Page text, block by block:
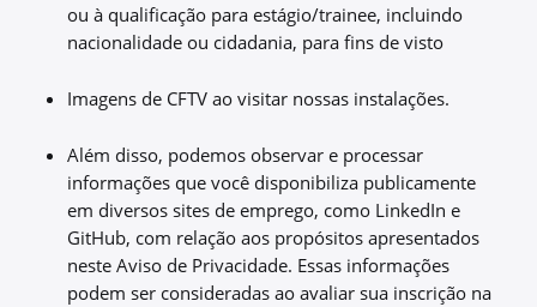
ou à qualificação para estágio/trainee, incluindo
nacionalidade ou cidadania, para fins de visto
Imagens de CFTV ao visitar nossas instalações.
Além disso, podemos observar e processar
informações que você disponibiliza publicamente
em diversos sites de emprego, como LinkedIn e
GitHub, com relação aos propósitos apresentados
neste Aviso de Privacidade. Essas informações
podem ser consideradas ao avaliar sua inscrição na